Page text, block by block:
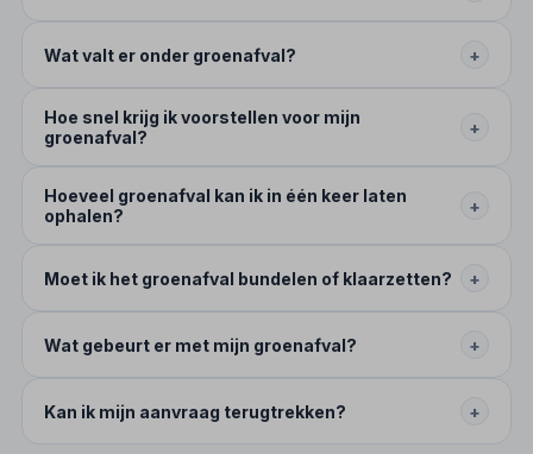
Wat valt er onder groenafval? +
Hoe snel krijg ik voorstellen voor mijn
groenafval?
+
Hoeveel groenafval kan ik in één keer laten
ophalen?
+
Moet ik het groenafval bundelen of klaarzetten? +
Wat gebeurt er met mijn groenafval? +
Kan ik mijn aanvraag terugtrekken? +